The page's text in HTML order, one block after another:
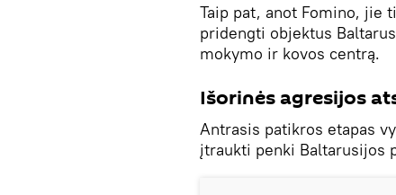
Taip pat, anot Fomino, jie
pridengti objektus
mokymo ir kovos centrą.
Išorinės agresijos
Antrasis patikros etapas
įtraukti penki Baltarusijos